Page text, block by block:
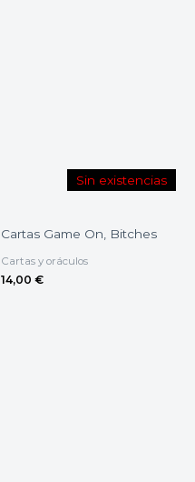
Sin existencias
Cartas Game On, Bitches
Cartas y oráculos
14,00 €